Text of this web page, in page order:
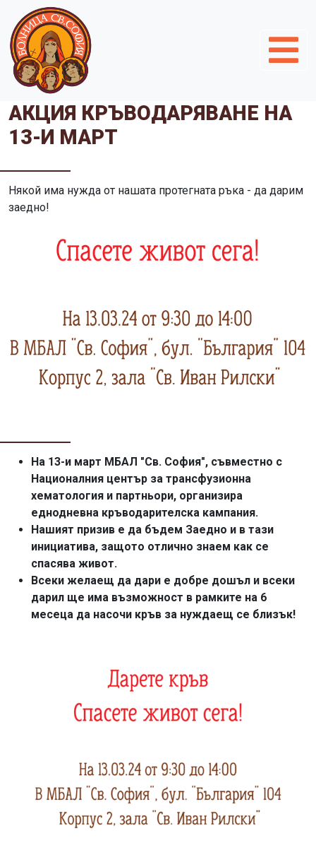
АКЦИЯ КРЪВОДАРЯВАНЕ НА
13-И МАРТ
Някой има нужда от нашата протегната ръка - да дарим
заедно!
На 13-и март МБАЛ "Св. София", съвместно с
Националния център за трансфузионна
хематология и партньори, организира
еднодневна кръводарителска кампания.
Нашият призив е да бъдем Заедно и в тази
инициатива, защото отлично знаем как се
спасява живот.
Всеки желаещ да дари е добре дошъл и всеки
дарил ще има възможност в рамките на 6
месеца да насочи кръв за нуждаещ се близък!